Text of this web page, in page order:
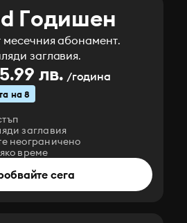
Годишен
месечния абонамент.
заглавия.
лв. /година
на 8
заглавия
неограничено
време
сега